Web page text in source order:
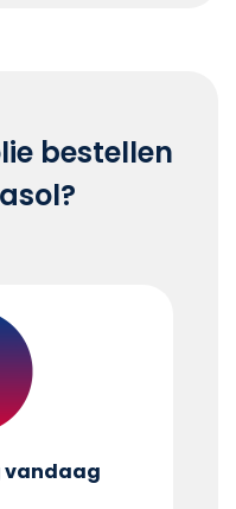
bestellen
vandaag